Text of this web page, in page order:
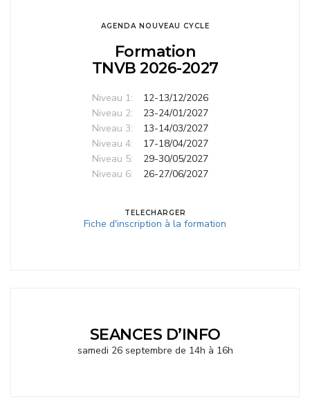
AGENDA NOUVEAU CYCLE
Formation
TNVB 2026-2027
Niveau 1:
12-13/12/2026
Niveau 2:
23-24/01/2027
Niveau 3:
13-14/03/2027
Niveau 4:
17-18/04/2027
Niveau 5:
29-30/05/2027
Niveau 6:
26-27/06/2027
TELECHARGER
Fiche d'inscription à la formation
SEANCES D’INFO
samedi 26 septembre de 14h à 16h